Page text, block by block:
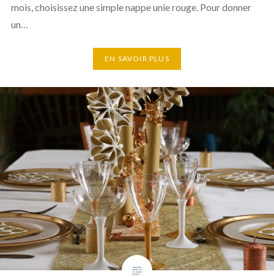
mois, choisissez une simple nappe unie rouge. Pour donner
un…
EN SAVOIR PLUS